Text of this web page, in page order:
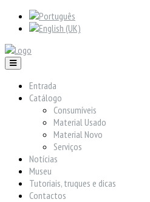
Entrada
Catálogo
Consumíveis
Material Usado
Material Novo
Serviços
Notícias
Museu
Tutoriais, truques e dicas
Contactos